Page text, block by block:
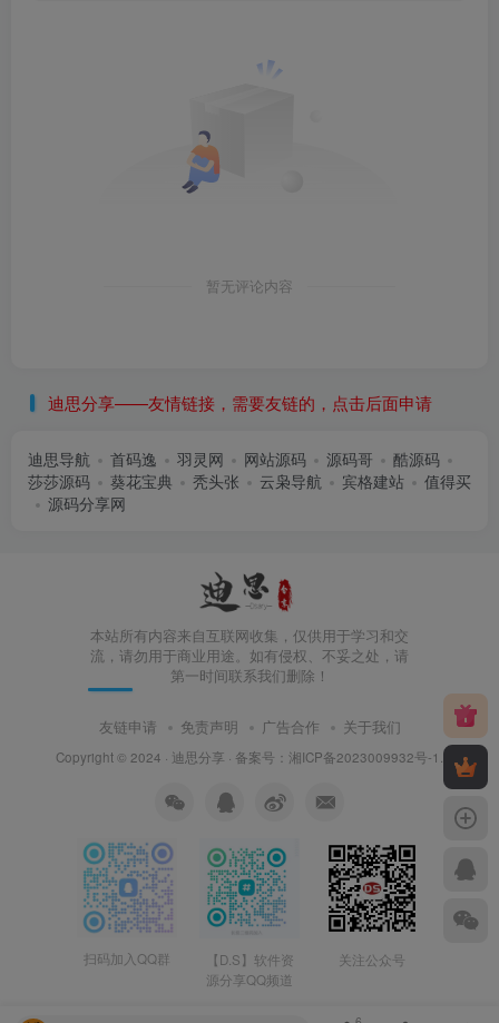
暂无评论内容
迪思分享——友情链接，需要友链的，点击后面申请
迪思导航 首码逸 羽灵网 网站源码 源码哥
酷源码
莎莎源码
葵花宝典 秃头张 云枭导航 宾格建站
值得买
源码分享网
本站所有内容来自互联网收集，仅供用于学习和交
流，请勿用于商业用途。如有侵权、不妥之处，请
第一时间联系我们删除！
友链申请 免责声明 广告合作 关于我们
Copyright © 2024 · 迪思分享 · 备案号： 湘ICP备2023009932号-1 .
扫码加入QQ群
【D.S】软件资
源分享QQ频道
关注公众号